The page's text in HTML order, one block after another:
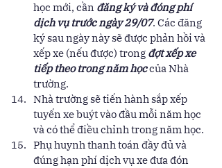
học mới, cần đăng ký và đóng phí
dịch vụ trước ngày 29/07. Các đăng
ký sau ngày này sẽ được phản hồi và
xếp xe (nếu được) trong đợt xếp xe
tiếp theo trong năm học của Nhà
trường.
Nhà trường sẽ tiến hành sắp xếp
tuyến xe buýt vào đầu mỗi năm học
và có thể điều chỉnh trong năm học.
Phụ huynh thanh toán đầy đủ và
đúng hạn phí dịch vụ xe đưa đón